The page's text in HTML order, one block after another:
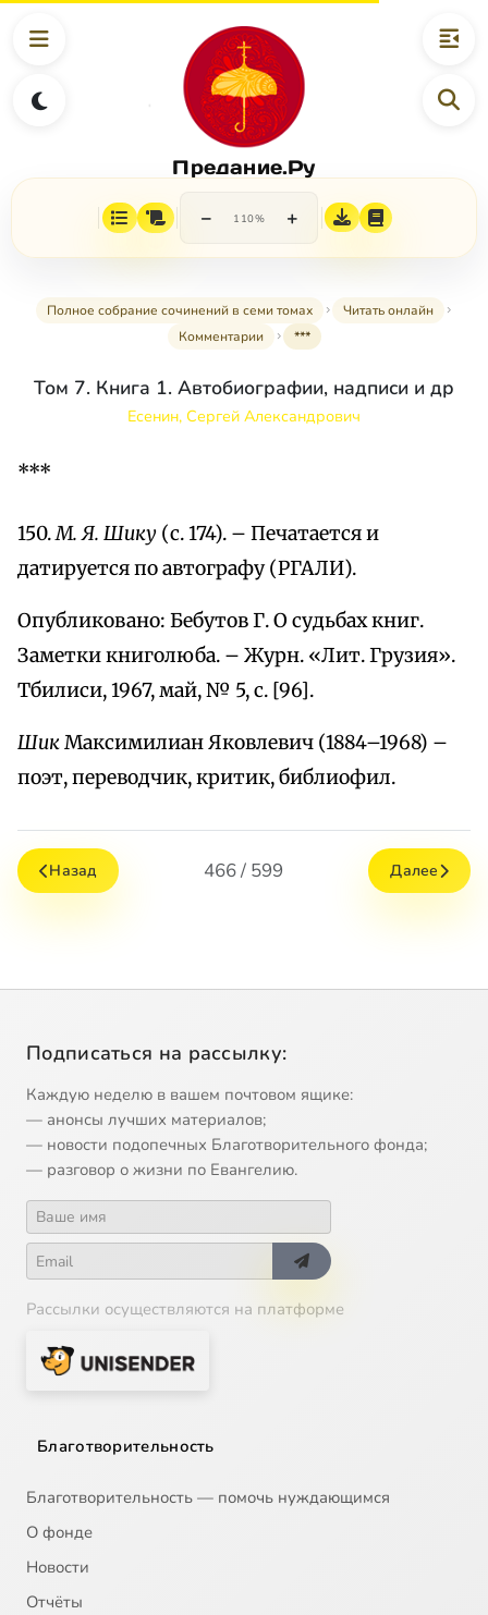
Предание.Ру
− 110% +
Полное собрание сочинений в семи томах
Читать онлайн
Комментарии
***
Том 7. Книга 1. Автобиографии, надписи и др
Есенин, Сергей Александрович
***
150.М. Я. Шику (с. 174). – Печатается и
датируется по автографу (РГАЛИ).
Опубликовано: Бебутов Г. О судьбах книг.
Заметки книголюба. – Журн. «Лит. Грузия».
Тбилиси, 1967, май, № 5, с. [96].
ШикМаксимилиан Яковлевич (1884–1968) –
поэт, переводчик, критик, библиофил.
Назад 466 / 599 Далее
Подписаться на рассылку:
Каждую неделю в вашем почтовом ящике:
— анонсы лучших материалов;
— новости подопечных Благотворительного фонда;
— разговор о жизни по Евангелию.
Рассылки осуществляются на платформе
Благотворительность
Благотворительность — помочь нуждающимся
О фонде
Новости
Отчёты